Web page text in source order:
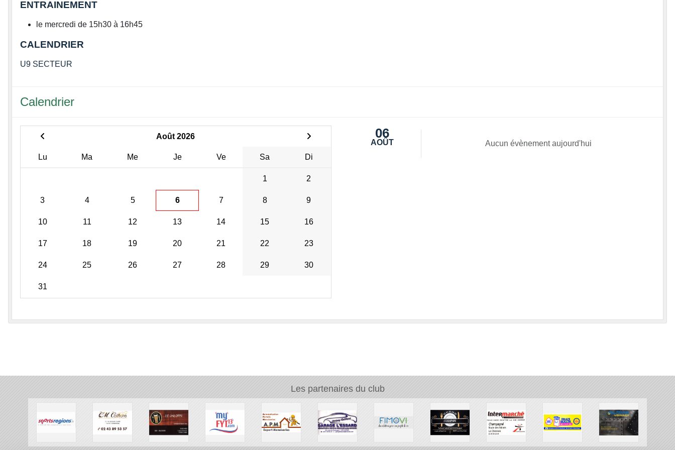
ENTRAINEMENT
le mercredi de 15h30 à 16h45
CALENDRIER
U9 SECTEUR
Calendrier
Août 2026
Lu Ma Me Je Ve Sa Di
1 2
3 4 5 6 7 8 9
10 11 12 13 14 15 16
17 18 19 20 21 22 23
24 25 26 27 28 29 30
31
06
AOÛT Aucun évènement aujourd'hui
Les partenaires du club